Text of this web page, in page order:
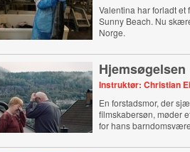
Valentina har forladt et
Sunny Beach. Nu
Norge.
Hjemsøgelsen
Instruktør: Christian
En forstadsmor, der
filmskabersøn, møder
for hans